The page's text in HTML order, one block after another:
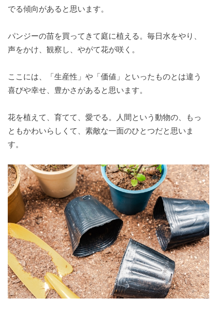
でる傾向があると思います。
パンジーの苗を買ってきて庭に植える。毎日水をやり、
声をかけ、観察し、やがて花が咲く。
ここには、「生産性」や「価値」といったものとは違う
喜びや幸せ、豊かさがあると思います。
花を植えて、育てて、愛でる。人間という動物の、もっ
ともかわいらしくて、素敵な一面のひとつだと思いま
す。